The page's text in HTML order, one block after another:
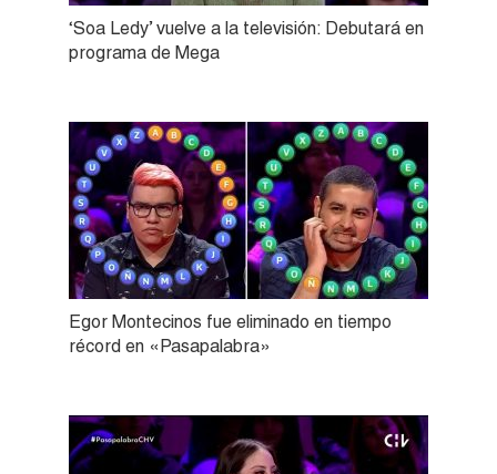
‘Soa Ledy’ vuelve a la televisión: Debutará en
programa de Mega
Egor Montecinos fue eliminado en tiempo
récord en «Pasapalabra»